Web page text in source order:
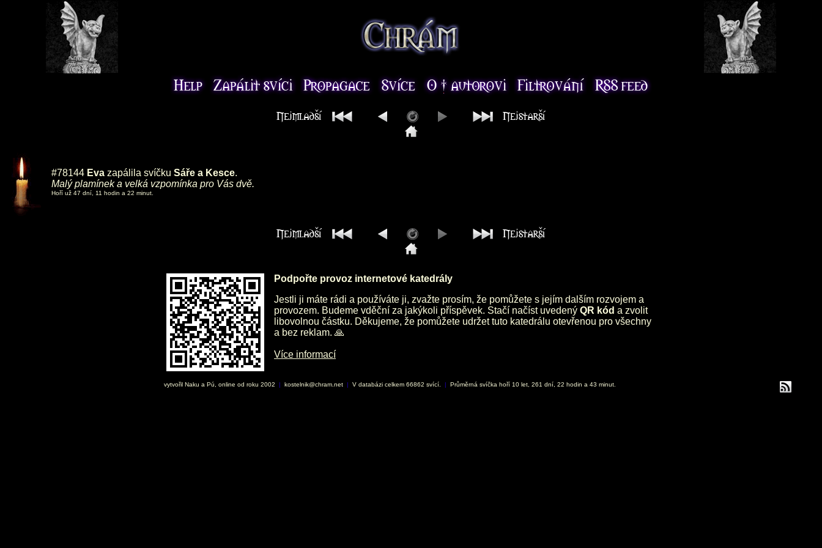
#78144 Eva zapálila svíčku Sáře a Kesce.
Malý plamínek a velká vzpomínka pro Vás dvě.
Hoří už 47 dní, 11 hodin a 22 minut.
Podpořte provoz internetové katedrály
Jestli ji máte rádi a používáte ji, zvažte prosím, že pomůžete s jejím dalším rozvojem a
provozem. Budeme vděční za jakýkoli příspěvek. Stačí načíst uvedený QR kód a zvolit
libovolnou částku. Děkujeme, že pomůžete udržet tuto katedrálu otevřenou pro všechny
a bez reklam. 🙏
Více informací
vytvořil Naku a Pú, online od roku 2002 | kostelnik@chram.net | V databázi celkem 66862 svící. | Průměrná svíčka hoří 10 let, 261 dní, 22 hodin a 43 minut.